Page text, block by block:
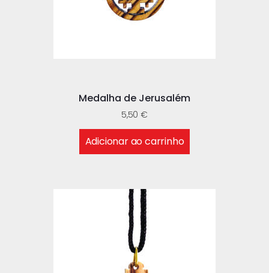
Medalha de Jerusalém
5,50€
Adicionar ao carrinho